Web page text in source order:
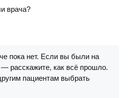
врача?
пока нет. Если вы были на
— расскажите, как всё прошло.
пациентам выбрать